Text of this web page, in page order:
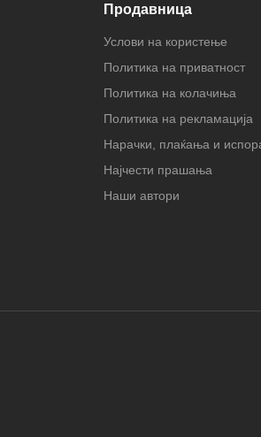
Продавница
Услови на користење
Политика на приватност
Политика на колачиња
Политика на рекламација
Нарачки, плаќања и
Најчести прашања
Наши автори